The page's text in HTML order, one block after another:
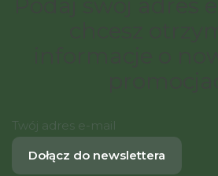
Twój adres e-mail
Dołącz do newslettera